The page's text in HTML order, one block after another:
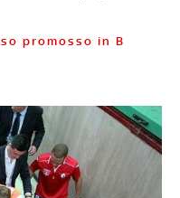
promosso in B